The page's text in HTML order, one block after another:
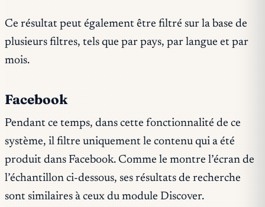
Ce résultat peut également être filtré sur la base de
plusieurs filtres, tels que par pays, par langue et par
mois.
Facebook
Pendant ce temps, dans cette fonctionnalité de ce
système, il filtre uniquement le contenu qui a été
produit dans Facebook. Comme le montre l’écran de
l’échantillon ci-dessous, ses résultats de recherche
sont similaires à ceux du module Discover.